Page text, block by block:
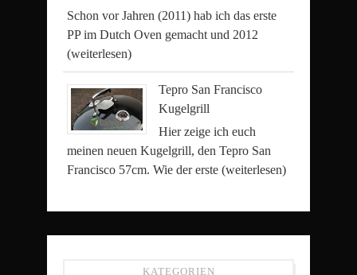
Schon vor Jahren (2011) hab ich das erste
PP im Dutch Oven gemacht und 2012
(weiterlesen)
Tepro San Francisco
Kugelgrill
Hier zeige ich euch
meinen neuen Kugelgrill, den Tepro San
Francisco 57cm. Wie der erste (weiterlesen)
KATEGORIEN